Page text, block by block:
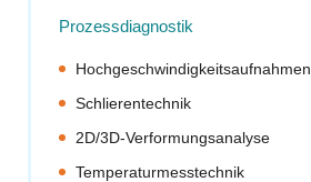
Prozessdiagnostik
Hochgeschwindigkeitsaufnahmen
Schlierentechnik
2D/3D-Verformungsanalyse
Temperaturmesstechnik